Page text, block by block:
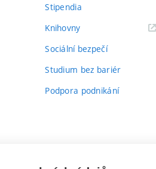
Stipendia
Knihovny(externí
Sociální bezpečí
Studium bez bariér
Podpora podnikání